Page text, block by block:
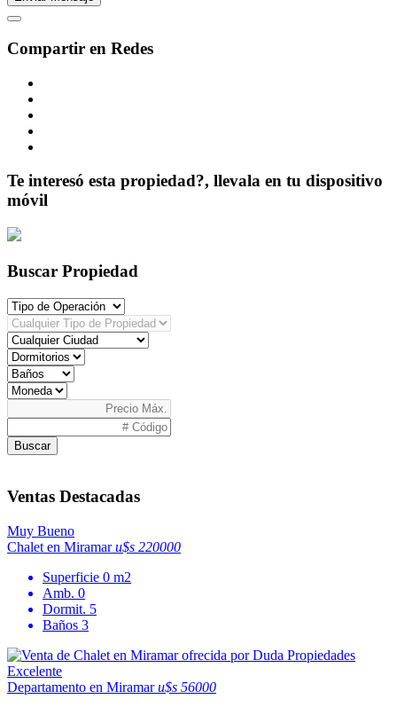
Compartir en Redes
Te interesó esta propiedad?, llevala en tu dispositivo
móvil
Buscar Propiedad
Buscar
Ventas Destacadas
Muy Bueno
Chalet en Miramaru$s 220000
Superficie 0 m2
Amb. 0
Dormit. 5
Baños 3
Excelente
Departamento en Miramaru$s 56000